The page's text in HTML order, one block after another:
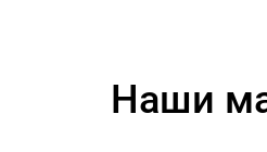
Наши